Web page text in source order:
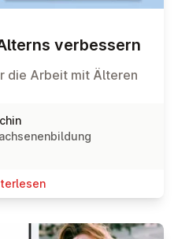
ver­bes­sern
die Arbeit mit Älteren